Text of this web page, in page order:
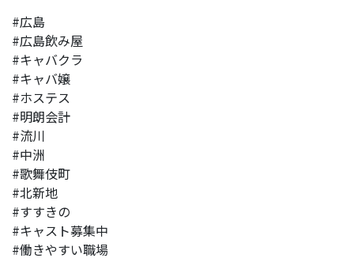
#広島
#広島飲み屋
#キャバクラ
#キャバ嬢
#ホステス
#明朗会計
#流川
#中洲
#歌舞伎町
#北新地
#すすきの
#キャスト募集中
#働きやすい職場